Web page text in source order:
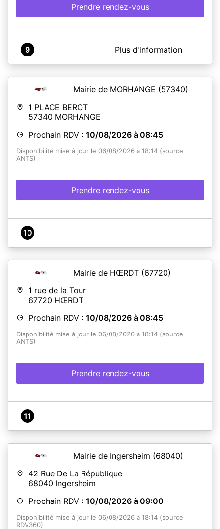
Prendre rendez-vous
A propos de Bureau CNI et passeport - annexe de la
mairie de Fessenheim
de recueil pour l'établissement de titres sécurisés (carte
nationale d'identité et passeport). La prise de RDV doit
se faire grâce à un agenda en ligne disponible sur le site
www.rdv360.com/mairie ou sur www.fessenheim.fr. En
cas de difficulté, vous pouvez contacter le service des
titres d'identités par téléphone (09 78 47 54 61).
est la suivante :3 rue des Seigneurs- 68740
9 Plus d'information
Mairie de MORHANGE (57340)
1 PLACE BEROT
57340 MORHANGE
Prochain RDV : 10/08/2026 à 08:45
Disponibilité mise à jour le 06/08/2026 à 18:14 (source
ANTS)
Prendre rendez-vous
10
Mairie de HŒRDT (67720)
1 rue de la Tour
67720 HŒRDT
Prochain RDV : 10/08/2026 à 08:45
Disponibilité mise à jour le 06/08/2026 à 18:14 (source
ANTS)
Prendre rendez-vous
11
Mairie de Ingersheim (68040)
42 Rue De La République
68040 Ingersheim
Prochain RDV : 10/08/2026 à 09:00
Disponibilité mise à jour le 06/08/2026 à 18:14 (source
RDV360)